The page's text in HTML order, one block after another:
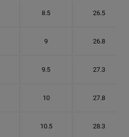
8.5 26.5
9 26.8
9.5 27.3
10 27.8
10.5 28.3